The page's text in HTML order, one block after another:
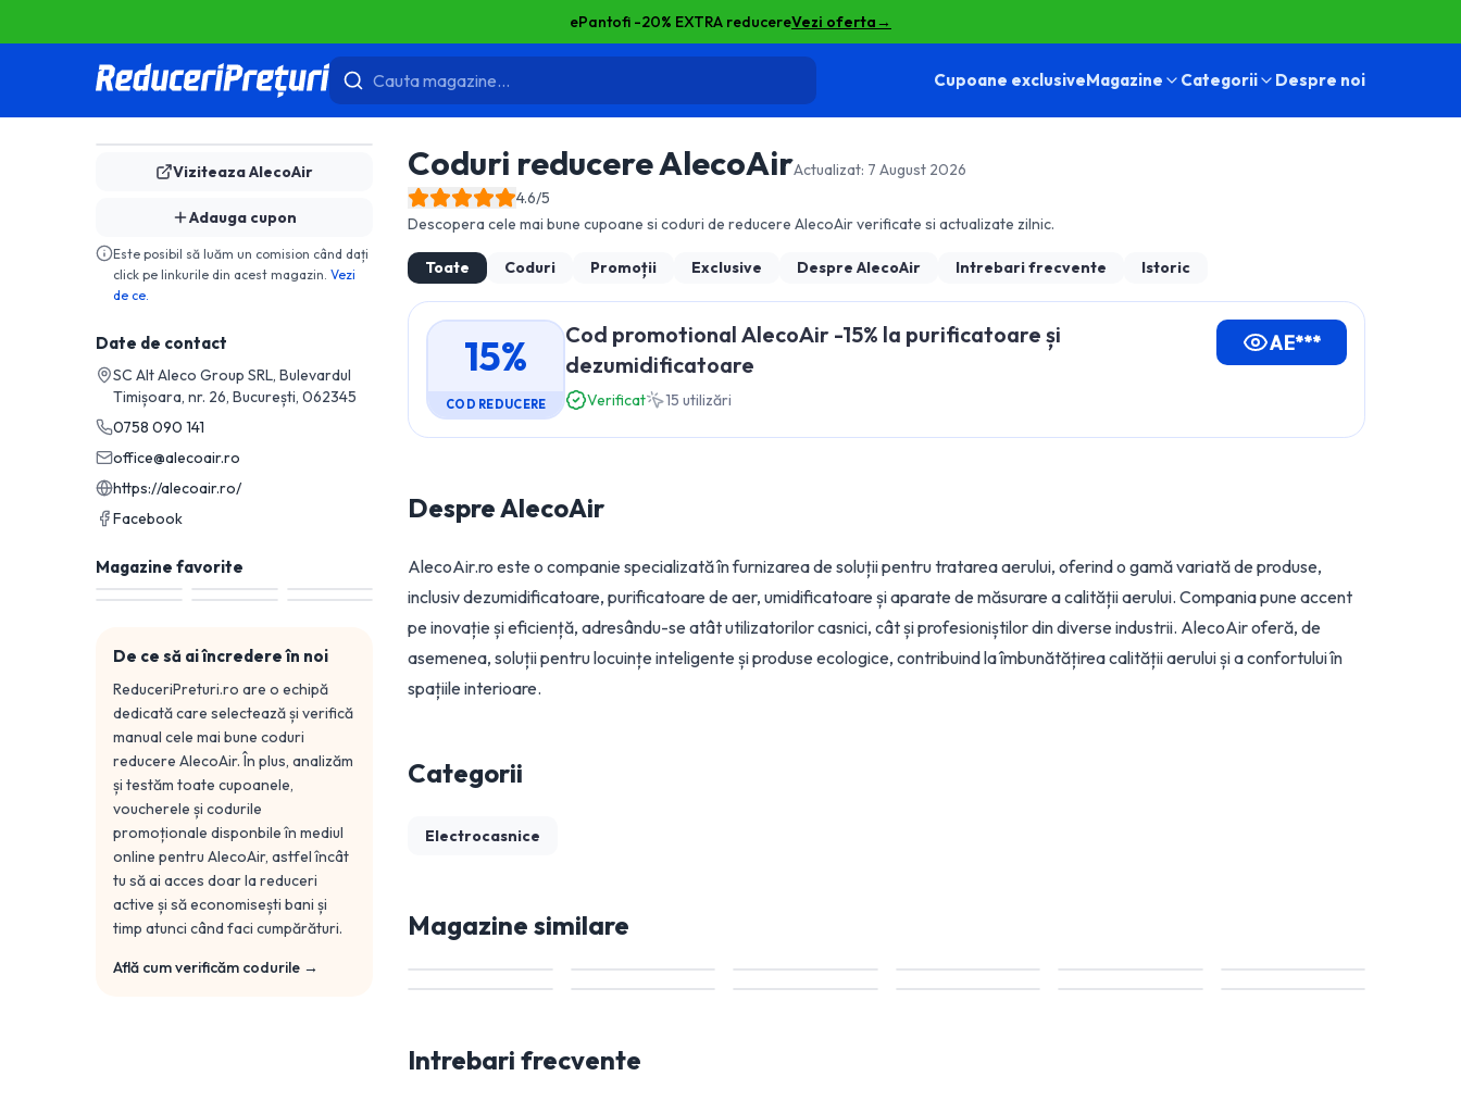
ePantofi -20% EXTRA reducereVezi oferta→
Cupoane exclusiveMagazine Categorii Despre noi
ViziteazaAlecoAir
Adauga cupon
Este posibil să luăm un comision când dați
click pe linkurile din acest magazin. Vezi
de ce.
Date de contact
SC Alt Aleco Group SRL, Bulevardul
Timișoara, nr. 26, București, 062345
0758 090 141
office@alecoair.ro
https://alecoair.ro/
Facebook
Magazine favorite
De ce să ai încredere în noi
ReduceriPreturi.ro are o echipă
dedicată care selectează și verifică
manual cele mai bune coduri
reducere AlecoAir. În plus, analizăm
și testăm toate cupoanele,
voucherele și codurile
promoționale disponbile în mediul
online pentru AlecoAir, astfel încât
tu să ai acces doar la reduceri
active și să economisești bani și
timp atunci când faci cumpărături.
Află cum verificăm codurile →
Coduri reducereAlecoAirActualizat: 7 August 2026
4.6/5
Descopera cele mai bune cupoane si coduri de reducereAlecoAirverificate si actualizate zilnic.
Toate Coduri Promoții Exclusive DespreAlecoAir Intrebari frecvente Istoric
15%
COD REDUCERE
Cod promotional AlecoAir -15% la purificatoare și
dezumidificatoare
Verificat 15 utilizări
AE***
DespreAlecoAir
AlecoAir.ro este o companie specializată în furnizarea de soluții pentru tratarea aerului, oferind o gamă variată de produse,
inclusiv dezumidificatoare, purificatoare de aer, umidificatoare și aparate de măsurare a calității aerului. Compania pune accent
pe inovație și eficiență, adresându-se atât utilizatorilor casnici, cât și profesioniștilor din diverse industrii. AlecoAir oferă, de
asemenea, soluții pentru locuințe inteligente și produse ecologice, contribuind la îmbunătățirea calității aerului și a confortului în
spațiile interioare.
Categorii
Electrocasnice
Magazine similare
Intrebari frecvente